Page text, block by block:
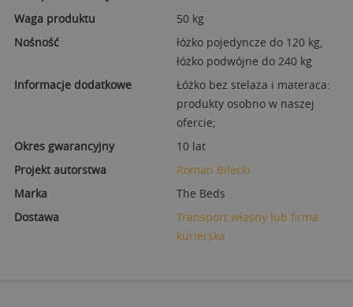
Waga produktu
50 kg
Nośność
łóżko pojedyncze do 120 kg,
łóżko podwójne do 240 kg
Informacje dodatkowe
Łóżko bez stelaża i materaca:
produkty osobno w naszej
ofercie;
Okres gwarancyjny
10 lat
Projekt autorstwa
Roman Bilecki
Marka
The Beds
Dostawa
Transport własny lub firma
kurierska